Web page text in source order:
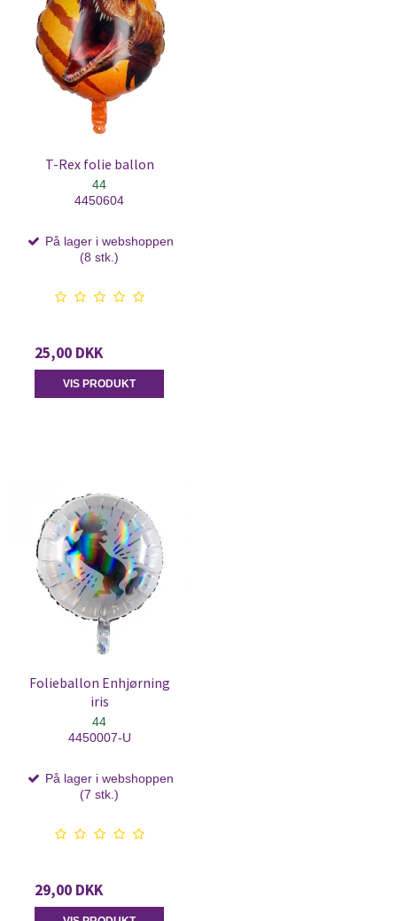
T-Rex folie ballon
44
4450604
På lager i webshoppen
(8 stk.)
25,00 DKK
VIS PRODUKT
Folieballon Enhjørning
iris
44
4450007-U
På lager i webshoppen
(7 stk.)
29,00 DKK